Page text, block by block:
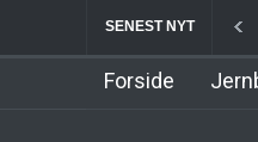
SENEST NYT
Forside